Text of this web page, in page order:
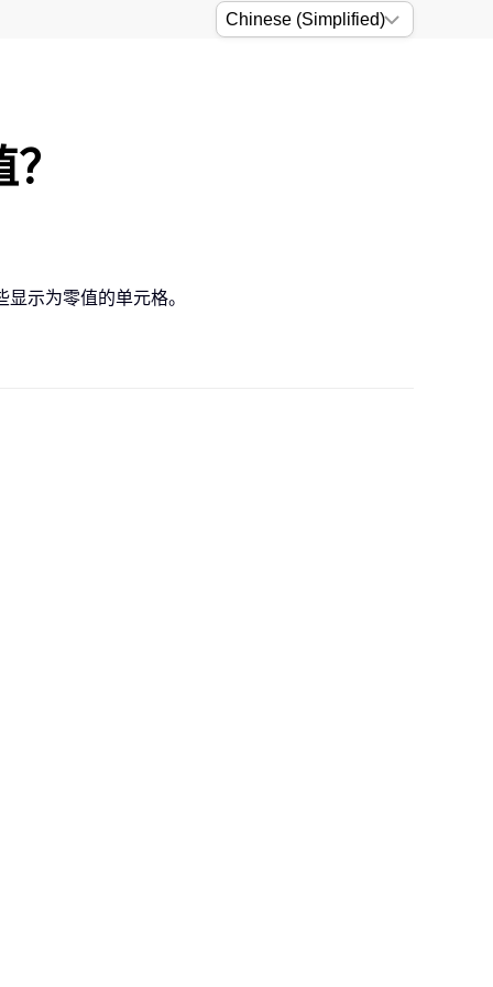
示为零值的单元格。